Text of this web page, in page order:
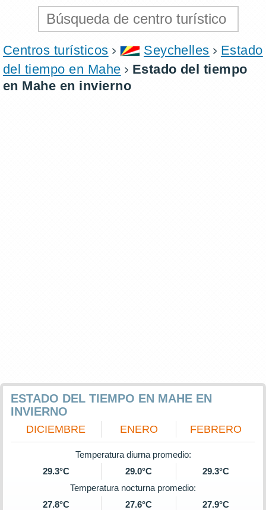
Centros turísticos Seychelles
Estado
del tiempo en Mahe
Estado del tiempo
en Mahe en invierno
ESTADO DEL TIEMPO EN MAHE EN
INVIERNO
DICIEMBRE ENERO FEBRERO
Temperatura diurna promedio:
29.3°C
29.0°C
29.3°C
Temperatura nocturna promedio:
27.8°C
27.6°C 27.9°C